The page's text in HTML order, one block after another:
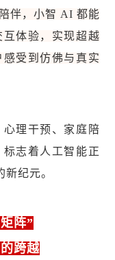
伴，小智 AI 都能
体验，实现超越
受到仿佛与真实
理干预、家庭陪
志着人工智能正
纪元。
阵”
跨越